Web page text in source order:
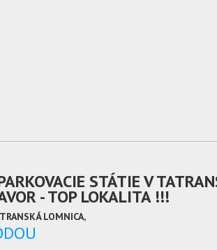
STÁTIE V
- TOP LOKALITA !!!
LOMNICA,